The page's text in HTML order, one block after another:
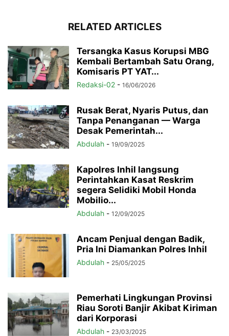
RELATED ARTICLES
Tersangka Kasus Korupsi MBG
Kembali Bertambah Satu Orang,
Komisaris PT YAT...
Redaksi-02 - 16/06/2026
Rusak Berat, Nyaris Putus, dan
Tanpa Penanganan — Warga
Desak Pemerintah...
Abdulah - 19/09/2025
Kapolres Inhil langsung
Perintahkan Kasat Reskrim
segera Selidiki Mobil Honda
Mobilio...
Abdulah - 12/09/2025
Ancam Penjual dengan Badik,
Pria Ini Diamankan Polres Inhil
Abdulah - 25/05/2025
Pemerhati Lingkungan Provinsi
Riau Soroti Banjir Akibat Kiriman
dari Korporasi
Abdulah - 23/03/2025